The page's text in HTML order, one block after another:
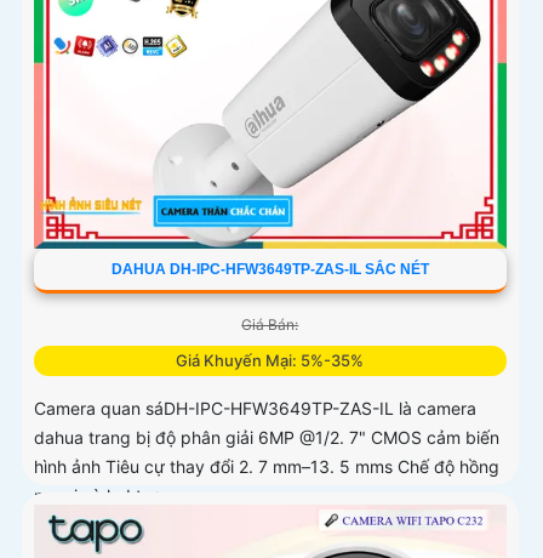
DAHUA DH-IPC-HFW3649TP-ZAS-IL SẮC NÉT
Giá Bán:
Giá Khuyến Mại: 5%-35%
Camera quan sáDH-IPC-HFW3649TP-ZAS-IL là camera
dahua trang bị độ phân giải 6MP @1/2. 7" CMOS cảm biến
hình ảnh Tiêu cự thay đổi 2. 7 mm–13. 5 mms Chế độ hồng
ngoại và led trợ...